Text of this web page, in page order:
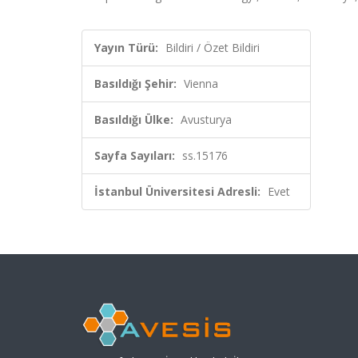
Yayın Türü: Bildiri / Özet Bildiri
Basıldığı Şehir: Vienna
Basıldığı Ülke: Avusturya
Sayfa Sayıları: ss.15176
İstanbul Üniversitesi Adresli: Evet